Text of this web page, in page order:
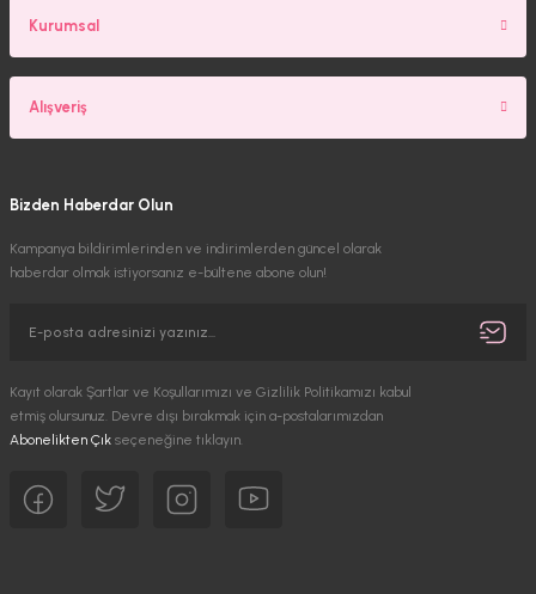
Kurumsal
Alışveriş
Bizden Haberdar Olun
Kampanya bildirimlerinden ve indirimlerden güncel olarak
haberdar olmak istiyorsanız e-bültene abone olun!
Kayıt olarak Şartlar ve Koşullarımızı ve Gizlilik Politikamızı kabul
etmiş olursunuz. Devre dışı bırakmak için a-postalarımızdan
Abonelikten Çık seçeneğine tıklayın.